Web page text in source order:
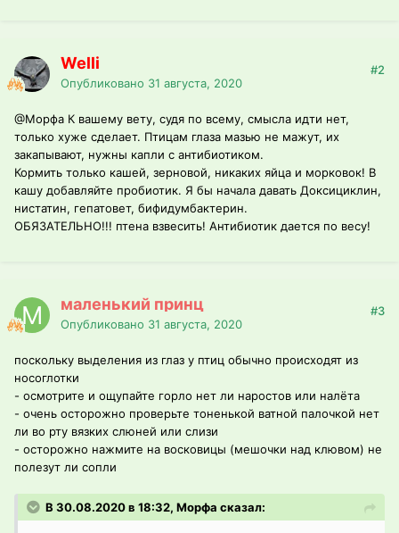
Welli
Опубликовано 31 августа, 2020
#2
@Морфа К вашему вету, судя по всему, смысла идти нет,
только хуже сделает. Птицам глаза мазью не мажут, их
закапывают, нужны капли с антибиотиком.
Кормить только кашей, зерновой, никаких яйца и морковок! В
кашу добавляйте пробиотик. Я бы начала давать Доксициклин,
нистатин, гепатовет, бифидумбактерин.
ОБЯЗАТЕЛЬНО!!! птена взвесить! Антибиотик дается по весу!
маленький принц
Опубликовано 31 августа, 2020
#3
поскольку выделения из глаз у птиц обычно происходят из
носоглотки
- осмотрите и ощупайте горло нет ли наростов или налёта
- очень осторожно проверьте тоненькой ватной палочкой нет
ли во рту вязких слюней или слизи
- осторожно нажмите на восковицы (мешочки над клювом) не
полезут ли сопли
В 30.08.2020 в 18:32, Морфа сказал: